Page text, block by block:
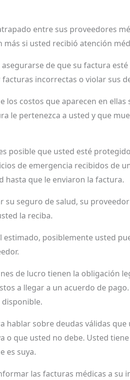
entre sus proveedores
si usted recibió atención
de que su factura
incorrectas o violar sus
los costos que aparecen en
le pertenezca a usted y que
posible que usted esté
de emergencia recibidos de
hasta que le enviaron la factura.
su seguro de salud, su
la reciba.
posiblemente usted
de lucro tienen la obligación
a llegar a un acuerdo de
disponible.
sobre deudas válidas que
o que usted no debe. Usted
es suya.
las facturas médicas a